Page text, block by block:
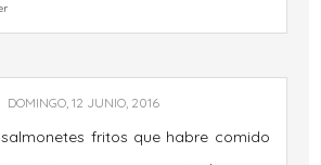
DOMINGO, 12 JUNIO, 2016
fritos que habre comido